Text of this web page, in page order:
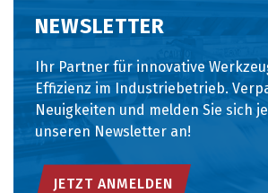
NEWSLETTER
Ihr Partner für innovative
Effizienz im Industriebetrieb.
Neuigkeiten und melden Sie sich
unseren Newsletter an!
JETZT ANMELDEN